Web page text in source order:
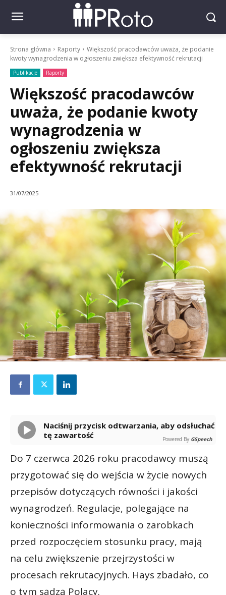
Strona główna Raporty
Większość pracodawców uważa, że podanie
kwoty wynagrodzenia w ogłoszeniu zwiększa efektywność rekrutacji
Publikacje Raporty
Większość pracodawców
uważa, że podanie kwoty
wynagrodzenia w
ogłoszeniu zwiększa
efektywność rekrutacji
31/07/2025
Naciśnij przycisk odtwarzania, aby odsłuchać
tę zawartość
Powered By GSpeech
Do 7 czerwca 2026 roku pracodawcy muszą
przygotować się do wejścia w życie nowych
przepisów dotyczących równości i jakości
wynagrodzeń. Regulacje, polegające na
konieczności informowania o zarobkach
przed rozpoczęciem stosunku pracy, mają
na celu zwiększenie przejrzystości w
procesach rekrutacyjnych. Hays zbadało, co
o tym sądzą Polacy.